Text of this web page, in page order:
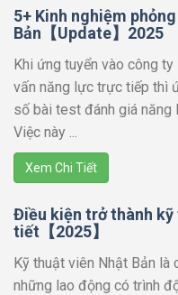
5+ Kinh nghiệm
Bản【Update】2025
Khi ứng tuyển vào công
vấn năng lực trực tiếp thì
số bài test đánh giá năng
Việc này ...
Xem Chi Tiết
Điều kiện trở thành kỹ
tiết【2025】
Kỹ thuật viên Nhật Bản là
những lao động có trình